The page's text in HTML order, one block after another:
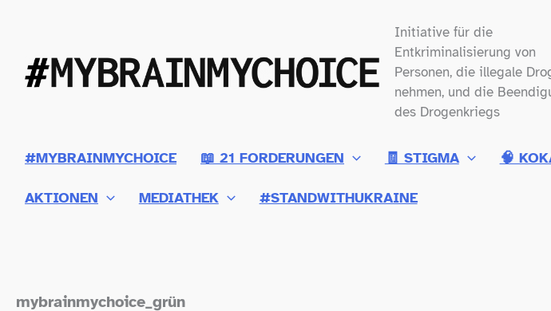
springen
Initiative für die
Entkriminalisierung von
Personen, die illegale
nehmen, und die
des Drogenkriegs
#MYBRAINMYCHOICE 📖 21 FORDERUNGEN 🧾 STIGMA 🧠
AKTIONEN MEDIATHEK #STANDWITHUKRAINE
mybrainmychoice_​grün